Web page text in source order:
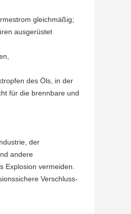
gleichmäßig;
ausgerüstet
des Öls, in der
für die brennbare und
der
andere
Explosion vermeiden.
Verschluss-